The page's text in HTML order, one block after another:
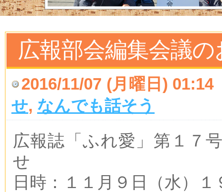
広報部会編集会議
2016/11/07 (月曜日) 01:14
せ, なんでも話そう
広報誌「ふれ愛」第１７
せ
日時：１１月９日（水）